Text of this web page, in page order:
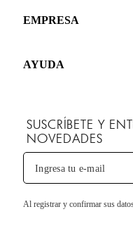
EMPRESA
AYUDA
SUSCRÍBETE Y
NOVEDADES
Al registrar y confirmar sus